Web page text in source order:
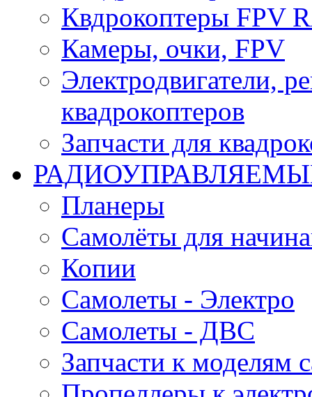
Квдрокоптеры FPV
Камеры, очки, FPV
Электродвигатели,
квадрокоптеров
Запчасти для
Планеры
Самолёты для
Копии
Самолеты - Электро
Самолеты - ДВС
Запчасти к моделям